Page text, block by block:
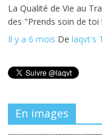
La Qualité de Vie au
des "Prends soin de
Il y a 6 mois Delaqvt's
En images